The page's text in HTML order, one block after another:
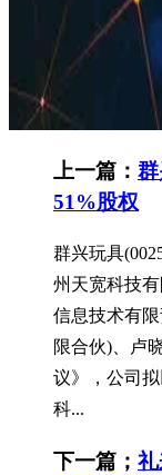
上一篇：
51%股权
群兴玩具
州天宽科技
信息技术有
限合伙)、卢
议》，公司
科...
下一篇；